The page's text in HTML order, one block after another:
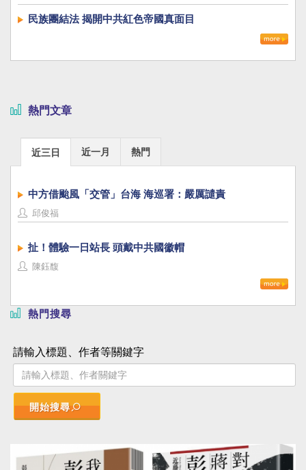
民族團結法 揭開中共紅色帝國真面目
熱門文章
近三日 近一月 熱門
中方借颱風「交管」台海 海巡署：嚴厲譴責
邱俊福
扯！體驗一日站長 頭戴中共國徽帽
陳鈺馥
熱門搜尋
請輸入標題、作者等關鍵字
開始搜尋